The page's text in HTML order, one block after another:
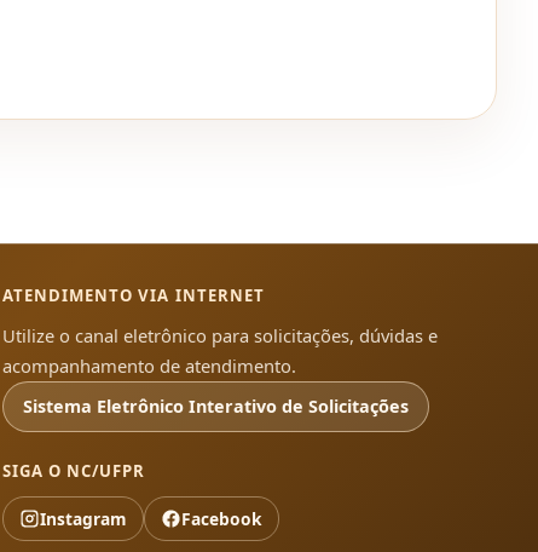
ATENDIMENTO VIA INTERNET
Utilize o canal eletrônico para solicitações, dúvidas e
acompanhamento de atendimento.
Sistema Eletrônico Interativo de Solicitações
SIGA O NC/UFPR
Instagram Facebook